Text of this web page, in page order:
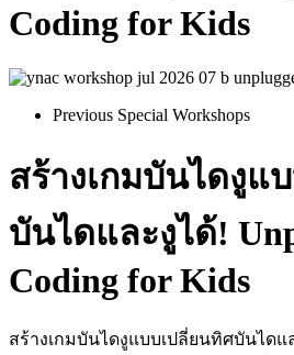
Coding for Kids
Previous Special Workshops
สร้างเกมบันไดงูแ
บันไดและงูได้!
Coding for Kids
สร้างเกมบันไดงูแบบเปลี่ยนทิศบันไดแล